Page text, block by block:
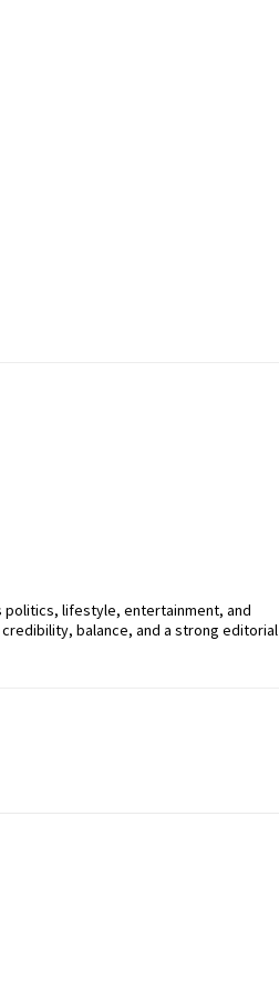
politics, lifestyle, entertainment, and
balance, and a strong editorial